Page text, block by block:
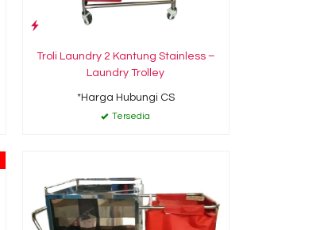
Troli Laundry 2 Kantung Stainless –
Laundry Trolley
*Harga Hubungi CS
Tersedia